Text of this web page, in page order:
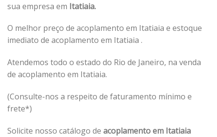
sua empresa em Itatiaia.
O melhor preço de acoplamento em Itatiaia e estoque
imediato de acoplamento em Itatiaia .
Atendemos todo o estado do Rio de Janeiro, na venda
de acoplamento em Itatiaia.
(Consulte-nos a respeito de faturamento mínimo e
frete*)
Solicite nosso catálogo de acoplamento em Itatiaia